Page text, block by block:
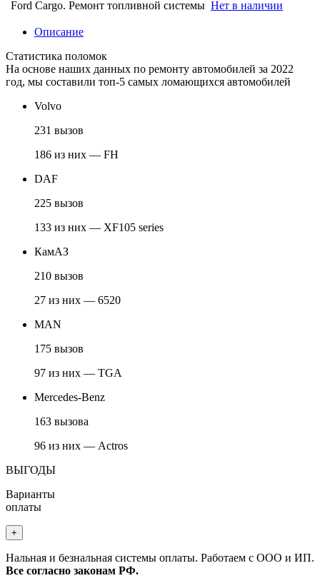
Ford Cargo. Ремонт топливной системы Нет в наличии
Описание
Статистика поломок
На основе наших данных по ремонту автомобилей за 2022
год, мы составили топ-5 самых ломающихся автомобилей
Volvo
231 вызов
186 из них — FH
DAF
225 вызов
133 из них — XF105 series
КамАЗ
210 вызов
27 из них — 6520
MAN
175 вызов
97 из них — TGA
Mercedes-Benz
163 вызова
96 из них — Actros
ВЫГОДЫ
Варианты
оплаты
+
Нальная и безнальная системы оплаты. Работаем с ООО и ИП.
Все согласно законам РФ.